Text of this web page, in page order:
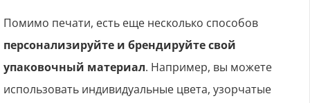
Помимо печати, есть еще несколько способов
персонализируйте и брендируйте свой
упаковочный материал. Например, вы можете
использовать индивидуальные цвета, узорчатые